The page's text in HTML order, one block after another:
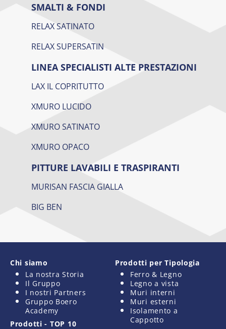
SMALTI & FONDI
RELAX SATINATO
RELAX SUPERSATIN
LINEA SPECIALISTI ALTE PRESTAZIONI
LAX IL COPRITUTTO
XMURO LUCIDO
XMURO SATINATO
XMURO OPACO
PITTURE LAVABILI E TRASPIRANTI
MURISAN FASCIA GIALLA
BIG BEN
Chi siamo
La nostra Storia
Il Gruppo
I nostri Partners
Gruppo Boero
Academy
Prodotti - TOP 10
Prodotti per Tipologia
Ferro & Legno
Legno a vista
Muri interni
Muri esterni
Isolamento a
Cappotto